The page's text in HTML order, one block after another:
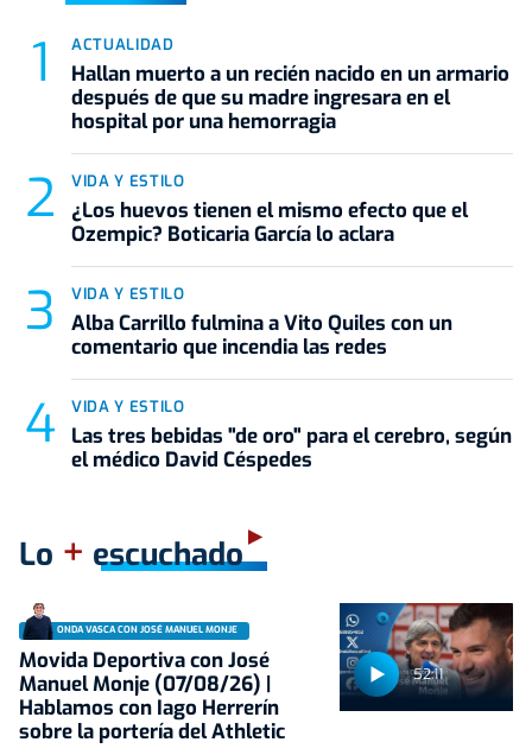
ACTUALIDAD
Hallan muerto a un recién nacido en un armario
después de que su madre ingresara en el
hospital por una hemorragia
VIDA Y ESTILO
¿Los huevos tienen el mismo efecto que el
Ozempic? Boticaria García lo aclara
VIDA Y ESTILO
Alba Carrillo fulmina a Vito Quiles con un
comentario que incendia las redes
VIDA Y ESTILO
Las tres bebidas "de oro" para el cerebro, según
el médico David Céspedes
Lo + escuchado
52:11
ONDA VASCA CON JOSÉ MANUEL MONJE
Movida Deportiva con José
Manuel Monje (07/08/26) |
Hablamos con Iago Herrerín
sobre la portería del Athletic